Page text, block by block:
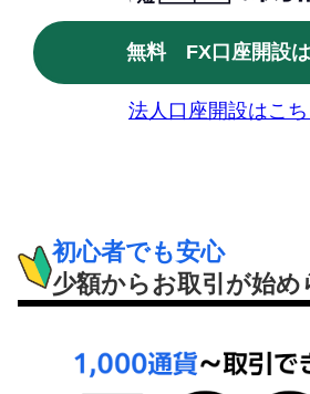
無料 FX口座開設
法人口座開設はこ
初心者でも安心
少額からお取引が始め